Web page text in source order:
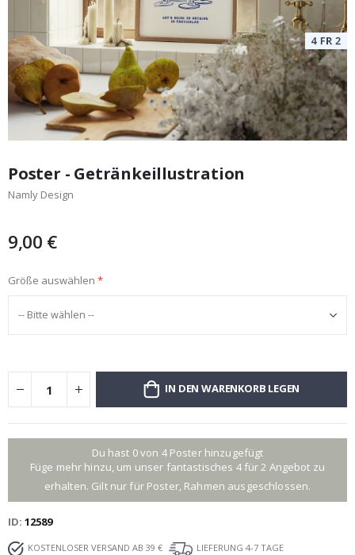
der
Bildgalerie
Poster - Getränkeillustration
Namly Design
9,00 €
Größe auswählen
IN DEN WARENKORB LEGEN
Du hast 0 von 4 Poster hinzugefügt
Füge mehr hinzu, um unser fantastisches 4 für 2 Angebot zu
erhalten. Gilt nur für Poster, Rahmen ausgeschlossen.
ID 12589
KOSTENLOSER VERSAND AB 39 €
LIEFERUNG 4-7 TAGE